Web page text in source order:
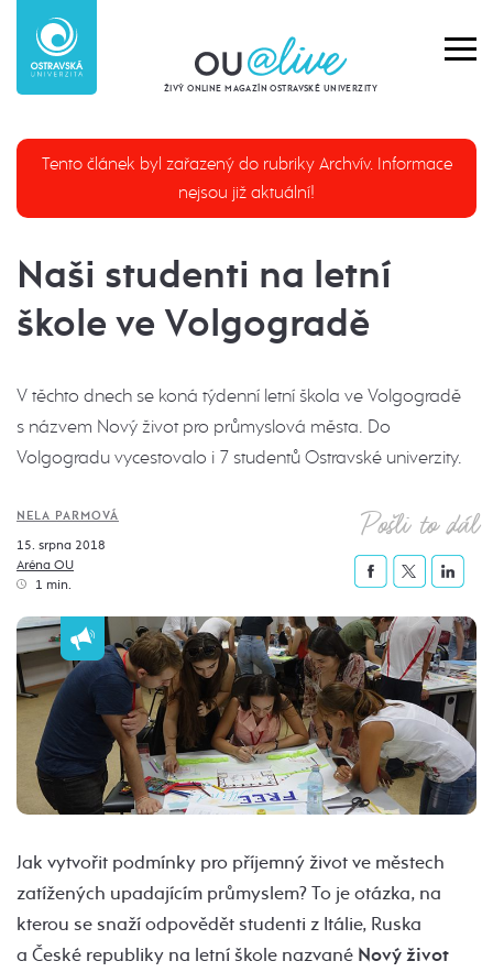
ŽIVÝ ONLINE MAGAZÍN OSTRAVSKÉ UNIVERZITY
Tento článek byl zařazený do rubriky Archvív. Informace
nejsou již aktuální!
Naši studenti na letní
škole ve Volgogradě
V těchto dnech se koná týdenní letní škola ve Volgogradě
s názvem Nový život pro průmyslová města. Do
Volgogradu vycestovalo i 7 studentů Ostravské univerzity.
NELA PARMOVÁ
15. srpna 2018
Aréna OU
1 min.
Pošli to dál
Jak vytvořit podmínky pro příjemný život ve městech
zatížených upadajícím průmyslem? To je otázka, na
kterou se snaží odpovědět studenti z Itálie, Ruska
a České republiky na letní škole nazvané Nový život